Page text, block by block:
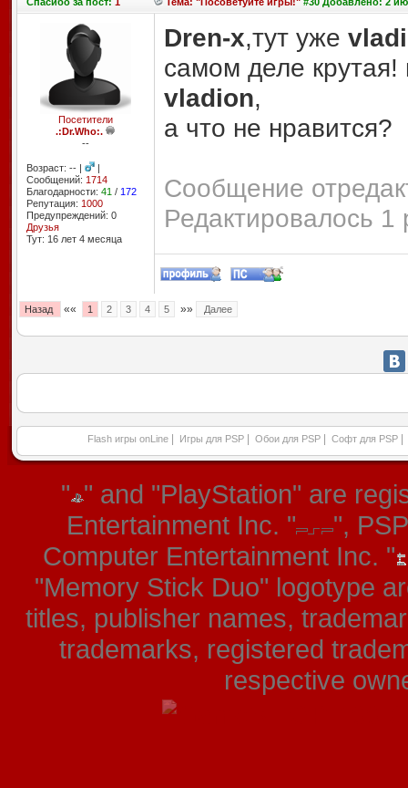
Посетители
.:Dr.Who:.
--
Возраст: -- |
|
Сообщений: 1714
Благодарности: 41 / 172
Репутация: 1000
Предупреждений: 0
Друзья
Тут: 16 лет 4 месяцa
Dren-x,тут уже
самом деле
vladion,
а что не нравится?
Сообщение
Редактировалось 1
Назад «« 1 2 3 4 5 »» Далее
Flash игры onLine Игры для PSP Обои для PSP Софт для PSP
" " and "PlayStation" are
Entertainment Inc. "
",
Computer Entertainment Inc. "
"Memory Stick Duo" logotype
titles, publisher names,
trademarks, registered
respective